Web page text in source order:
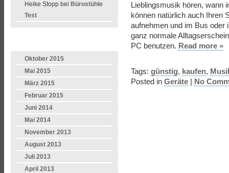
Heike Stopp bei Bürostühle
Test
Oktober 2015
Mai 2015
März 2015
Februar 2015
Juni 2014
Mai 2014
November 2013
August 2013
Juli 2013
April 2013
Lieblingsmusik hören, wann
können natürlich auch Ihren
aufnehmen und im Bus oder
ganz normale
PC benutzen. Read more »
Tags: günstig, kaufen,
Posted in Geräte | No